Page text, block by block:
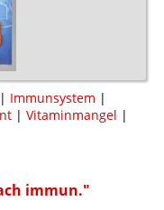
| Immunsystem |
| Vitaminmangel |
immun."